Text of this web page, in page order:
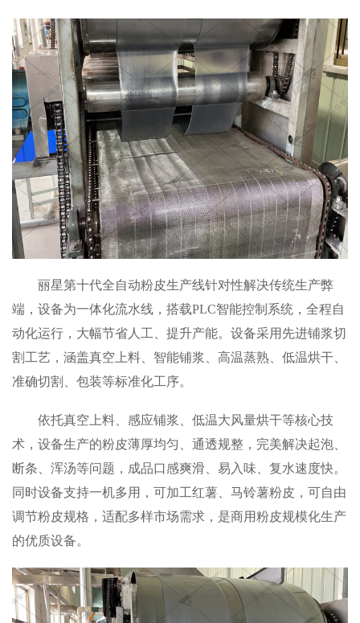
丽星第十代全自动粉皮生产线针对性解决传统生产弊
端，设备为一体化流水线，搭载PLC智能控制系统，全程自
动化运行，大幅节省人工、提升产能。设备采用先进铺浆切
割工艺，涵盖真空上料、智能铺浆、高温蒸熟、低温烘干、
准确切割、包装等标准化工序。
依托真空上料、感应铺浆、低温大风量烘干等核心技
术，设备生产的粉皮薄厚均匀、通透规整，完美解决起泡、
断条、浑汤等问题，成品口感爽滑、易入味、复水速度快。
同时设备支持一机多用，可加工红薯、马铃薯粉皮，可自由
调节粉皮规格，适配多样市场需求，是商用粉皮规模化生产
的优质设备。